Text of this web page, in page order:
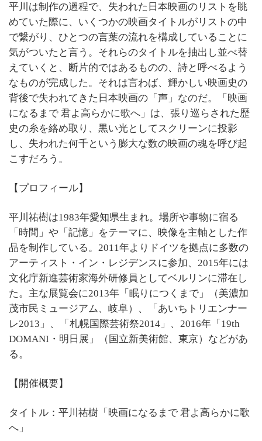
平川は制作の過程で、失われた日本映画のリストを眺
めていた際に、いくつかの映画タイトルがリストの中
で繋がり、ひとつの言葉の流れを構成していることに
気がついたと言う。それらのタイトルを抽出し並べ替
えていくと、断片的ではあるものの、詩と呼べるよう
なものが完成した。それは言わば、輝かしい映画史の
背後で失われてきた日本映画の「声」なのだ。「映画
になるまで 君よ高らかに歌へ」は、張り巡らされた歴
史の糸を絡め取り、黒い光としてスクリーンに投影
し、失われた何千という膨大な数の映画の魂を呼び起
こすだろう。
【プロフィール】
平川祐樹は1983年愛知県生まれ。場所や事物に宿る
「時間」や「記憶」をテーマに、映像を主軸とした作
品を制作している。2011年よりドイツを拠点に多数の
アーティスト・イン・レジデンスに参加、2015年には
文化庁新進芸術家海外研修員としてベルリンに滞在し
た。主な展覧会に2013年「眠りにつくまで」（美濃加
茂市民ミュージアム、岐阜）、「あいちトリエンナー
レ2013」、「札幌国際芸術祭2014」、2016年「19th
DOMANI・明日展」（国立新美術館、東京）などがあ
る。
【開催概要】
タイトル：平川祐樹「映画になるまで 君よ高らかに歌
へ」